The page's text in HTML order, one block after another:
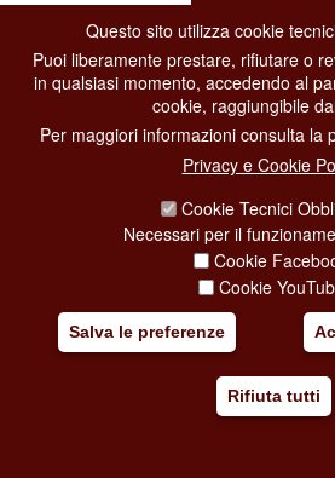
Dipartimento Grandi Eventi,
Via di San Basilio, 51
00187 Roma
CONTACT CENTER TEL.
CONTATTA LA REDAZIONE
SOCIAL MEDIA
COPYRIGHT
Questo sito utilizza cookie
Puoi liberamente prestare, rifiutare o
in qualsiasi momento, accedendo al
cookie, raggiungibile
Per maggiori informazioni consulta la
Privacy e Cookie
Cookie Tecnici
Necessari per il
Cookie
Cookie
Salva le preferenze
Rifiuta tutti